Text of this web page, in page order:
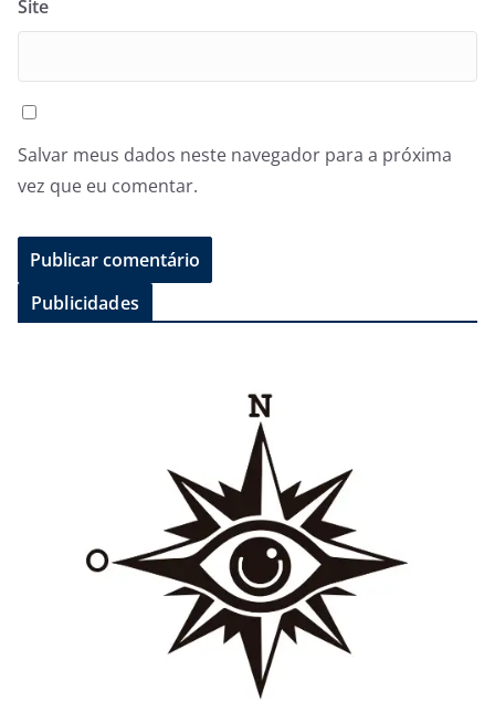
Site
Salvar meus dados neste navegador para a próxima
vez que eu comentar.
Publicidades